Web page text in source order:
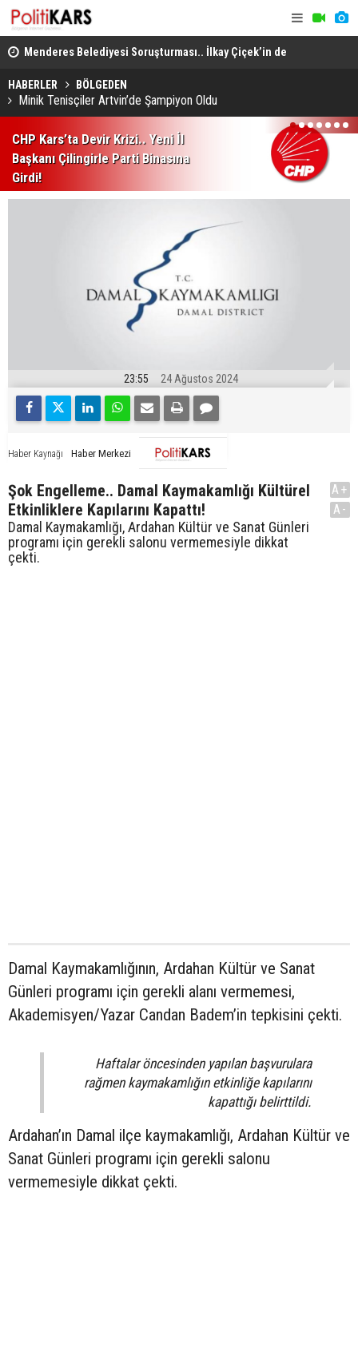
Menderes Belediyesi Soruşturması.. İlkay Çiçek’in de
Aralarında Olduğu 10 Kişi Tutuklandı!
HABERLER BÖLGEDEN
Minik Tenisçiler Artvin’de Şampiyon Oldu
CHP Kars’ta Devir Krizi.. Yeni İl
Başkanı Çilingirle Parti Binasına
Girdi!
1 2 3 4 5 6 7
23:55 24 Ağustos 2024
Haber Kaynağı Haber Merkezi
Şok Engelleme.. Damal Kaymakamlığı Kültürel
Etkinliklere Kapılarını Kapattı!
Damal Kaymakamlığı, Ardahan Kültür ve Sanat Günleri
programı için gerekli salonu vermemesiyle dikkat
çekti.
A+
A-
Damal Kaymakamlığının, Ardahan Kültür ve Sanat
Günleri programı için gerekli alanı vermemesi,
Akademisyen/Yazar Candan Badem’in tepkisini çekti.
Haftalar öncesinden yapılan başvurulara
rağmen kaymakamlığın etkinliğe kapılarını
kapattığı belirttildi.
Ardahan’ın Damal ilçe kaymakamlığı, Ardahan Kültür ve
Sanat Günleri programı için gerekli salonu
vermemesiyle dikkat çekti.